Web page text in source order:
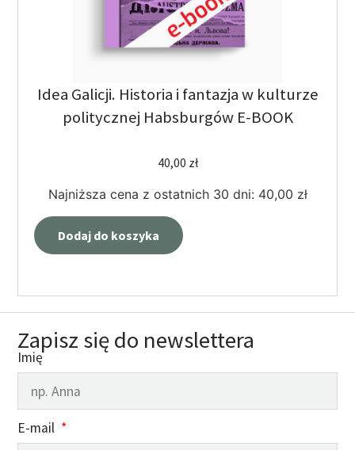
Idea Galicji. Historia i fantazja w kulturze
politycznej Habsburgów E-BOOK
40,00 zł
Najniższa cena z ostatnich 30 dni: 40,00 zł
Dodaj do koszyka
Zapisz się do newslettera
Imię
E-mail